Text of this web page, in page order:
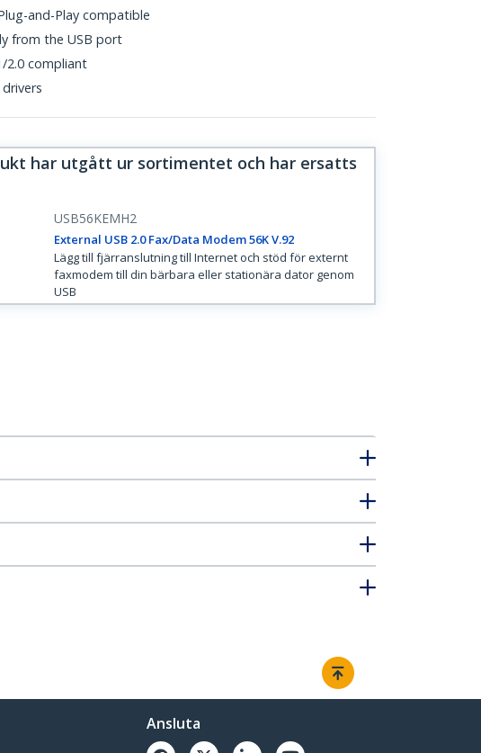
and-Play compatible
from the USB port
2.0 compliant
har utgått ur sortimentet och har ersatts
USB56KEMH2
External USB 2.0 Fax/Data Modem 56K V.92
Lägg till fjärranslutning till Internet och stöd för externt
faxmodem till din bärbara eller stationära dator genom
USB
Ansluta